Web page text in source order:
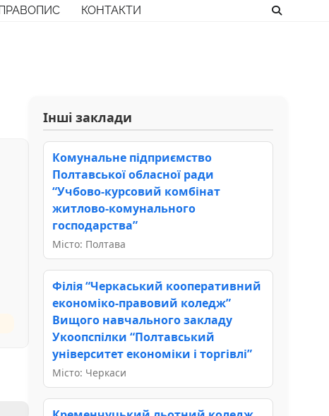
КОНТАКТИ
Інші заклади
Комунальне підприємство
Полтавської обласної ради
“Учбово-курсовий комбінат
житлово-комунального
господарства”
Місто: Полтава
Філія “Черкаський кооперативний
економіко-правовий коледж”
Вищого навчального закладу
Укоопспілки “Полтавський
університет економіки і торгівлі”
Місто: Черкаси